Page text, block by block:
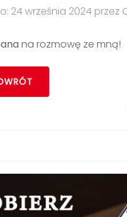
24 września 2024 przez
na rozmowę ze mną!